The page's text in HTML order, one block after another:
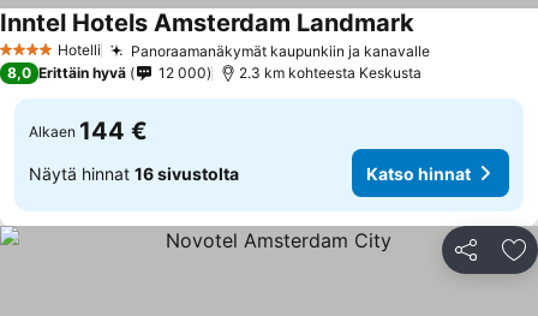
4 Tähtiluokitus
Hotelli Panoraamanäkymät kaupunkiin ja kanavalle
Inntel Hotels Amsterdam Landmark
8,0 Erittäin hyvä 12 000 2.3 km kohteesta Keskusta
Alkaen 144 €
Näytä hinnat 16 sivustolta Katso hinnat
Jaa